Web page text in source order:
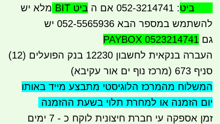
: 052-3214741 אם ה ביט BIT
מלא יש
להשתמש במספר הבא 052-5565936 יש
גם PAYBOX 0523214741
העברה בנקאית לחשבון 12230 בנק הפועלים (12)
סניף 673 (מרכז נוף ים אור עקיבא)
המשלוח מהמרכז הלוגיסטי מתבצע מייד באותו
יום הזמנה או למחרת תלוי בשעת ההזמנה
זמן אספקה עי חברת חיצונית לוקח כ - 7 ימים